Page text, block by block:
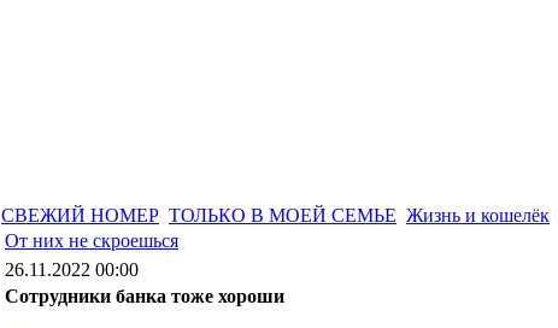
СВЕЖИЙ НОМЕР ТОЛЬКО В МОЕЙ СЕМЬЕ Жизнь и кошелёк
От них не скроешься
26.11.2022 00:00
Сотрудники банка тоже хороши